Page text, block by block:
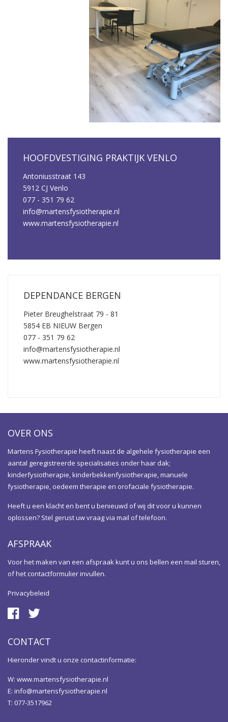
HOOFDVESTIGING PRAKTIJK VENLO
Antoniusstraat 143
5912 CJ Venlo
077 - 351 79 62
info@martensfysiotherapie.nl
www.martensfysiotherapie.nl
DEPENDANCE BERGEN
Pieter Breughelstraat 79 - 81
5854 EB NIEUW Bergen
077 - 351 79 62
info@martensfysiotherapie.nl
www.martensfysiotherapie.nl
OVER ONS
Martens Fysiotherapie heeft naast de algehele fysiotherapie een
aantal geregistreerde specialisaties onder haar dak;
kinderfysiotherapie, kinderbekkenfysiotherapie, manuele
fysiotherapie, oedeem therapie en orofaciale fysiotherapie.
Heeft u een klacht en bent u benieuwd of wij dit voor u kunnen
oplossen? Stel gerust uw vraag via mail of telefoon.
AFSPRAAK
Voor het maken van een afspraak kunt u ons bellen een mail sturen,
of het contactformulier invullen.
Privacybeleid
CONTACT
Hieronder vindt u onze contactinformatie:
W: www.martensfysiotherapie.nl
E: info@martensfysiotherapie.nl
T: 077-3517962